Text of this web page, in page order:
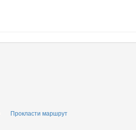
Прокласти маршрут